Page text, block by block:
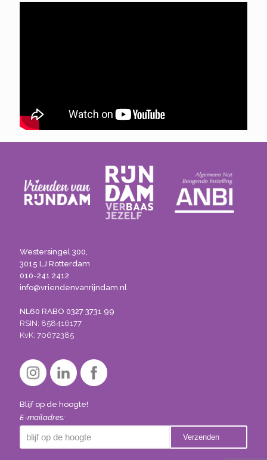
Westersingel 300,
3015 LJ Rotterdam
010-241 2412
info@vriendenvanrijndam.nl
NL60 RABO 0327 3731 99
RSIN: 858416177
KvK: 70672385
Blijf op de hoogte!
E-mailadres: